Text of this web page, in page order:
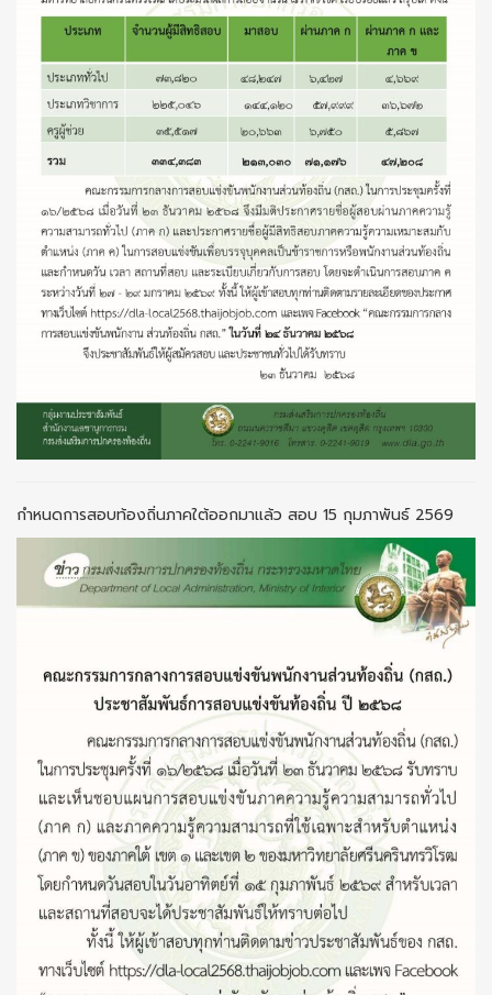
กำหนดการสอบท้องถิ่นภาคใต้ออกมาแล้ว สอบ 15 กุมภาพันธ์ 2569